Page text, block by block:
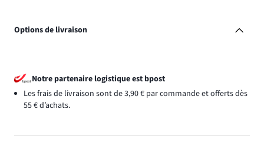
Options de livraison
Notre partenaire logistique est bpost
Les frais de livraison sont de 3,90 € par commande et offerts dès
55 € d’achats.